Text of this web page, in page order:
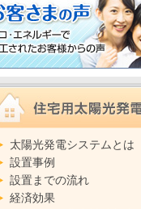
太陽光発電システムとは
設置事例
設置までの流れ
経済効果